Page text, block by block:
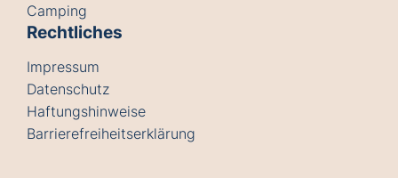
Camping
Rechtliches
Impressum
Datenschutz
Haftungshinweise
Barrierefreiheitserklärung